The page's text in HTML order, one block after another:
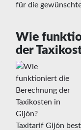
für die
Wie
der
Taxitarif Gijón